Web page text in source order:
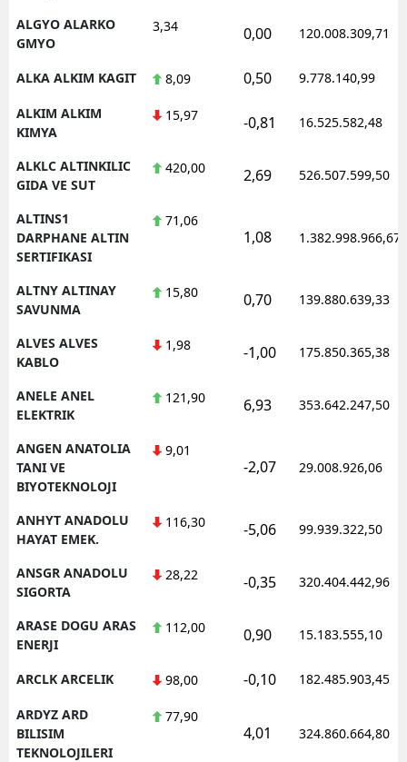
ALGYO ALARKO
GMYO
3,34 0,00 120.008.309,71
ALKA ALKIM KAGIT 8,09 0,50 9.778.140,99
ALKIM ALKIM
KIMYA
15,97 -0,81 16.525.582,48
ALKLC ALTINKILIC
GIDA VE SUT
420,00 2,69 526.507.599,50
ALTINS1
DARPHANE ALTIN
SERTIFIKASI
71,06
1,08 1.382.998.966,67
ALTNY ALTINAY
SAVUNMA
15,80 0,70 139.880.639,33
ALVES ALVES
KABLO
1,98 -1,00 175.850.365,38
ANELE ANEL
ELEKTRIK
121,90 6,93 353.642.247,50
ANGEN ANATOLIA
TANI VE
BIYOTEKNOLOJI
9,01
-2,07 29.008.926,06
ANHYT ANADOLU
HAYAT EMEK.
116,30 -5,06 99.939.322,50
ANSGR ANADOLU
SIGORTA
28,22 -0,35 320.404.442,96
ARASE DOGU ARAS
ENERJI
112,00 0,90 15.183.555,10
ARCLK ARCELIK 98,00 -0,10 182.485.903,45
ARDYZ ARD
BILISIM
TEKNOLOJILERI
77,90
4,01 324.860.664,80